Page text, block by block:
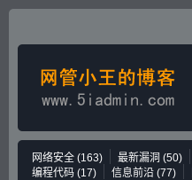
网络安全 (163) 最新漏洞 (50)
编程代码 (17) 信息前沿 (77)